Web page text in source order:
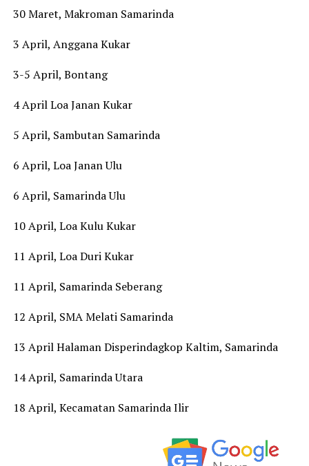
30 Maret, Makroman Samarinda
3 April, Anggana Kukar
3-5 April, Bontang
4 April Loa Janan Kukar
5 April, Sambutan Samarinda
6 April, Loa Janan Ulu
6 April, Samarinda Ulu
10 April, Loa Kulu Kukar
11 April, Loa Duri Kukar
11 April, Samarinda Seberang
12 April, SMA Melati Samarinda
13 April Halaman Disperindagkop Kaltim, Samarinda
14 April, Samarinda Utara
18 April, Kecamatan Samarinda Ilir